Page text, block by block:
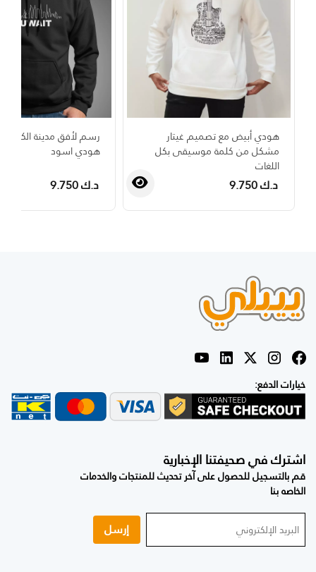
هودي أبيض مع تصميم غيتار
مشكل من كلمة موسيقى بكل
اللغات
د.ك 9.750
رسم لأفق مدينة
هودي اسود
د.ك 9.750
خيارات الدفع:
اشترك في صحيفتنا الإخبارية
قم بالتسجيل للحصول على آخر تحديث للمنتجات والخدمات
الخاصه بنا
إرسل